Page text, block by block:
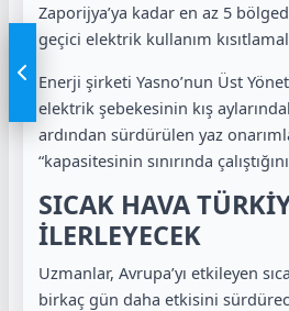
Zaporijya’ya kadar en az 5
geçici elektrik kullanım
Enerji şirketi Yasno’nun Üst
elektrik şebekesinin kış
ardından sürdürülen yaz
“kapasitesinin sınırında
SICAK HAVA
İLERLEYECEK
Uzmanlar, Avrupa’yı etkileyen
birkaç gün daha etkisini